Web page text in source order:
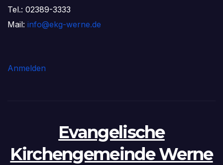
Tel.: 02389-3333
Mail: info@ekg-werne.de
Anmelden
Evangelische
Kirchengemeinde Werne